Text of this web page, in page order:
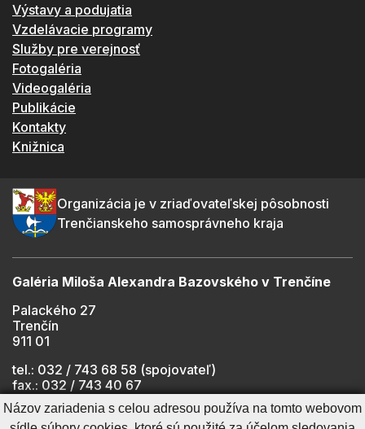
Výstavy a podujatia
Vzdelávacie programy
Služby pre verejnosť
Fotogaléria
Videogaléria
Publikácie
Kontakty
Knižnica
Organizácia je v zriaďovateľskej pôsobnosti
Trenčianskeho samosprávneho kraja
Galéria Miloša Alexandra Bazovského v Trenčíne
Palackého 27
Trenčín
911 01
tel.: 032 / 743 68 58 (spojovateľ)
fax.: 032 / 743 40 67
e-mail:
info@gmab.sk
Názov zariadenia s celou adresou používa na tomto webovom